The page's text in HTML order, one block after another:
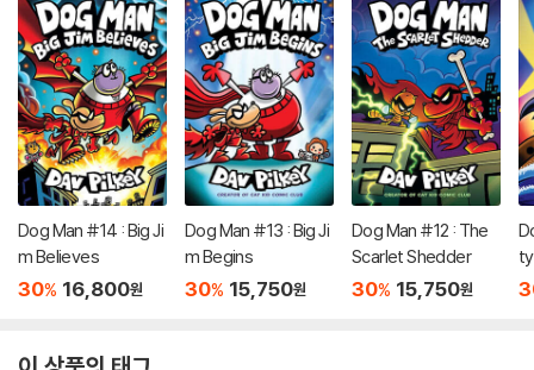
Dog Man #14 : Big Ji
m Believes
30% 16,800원
Dog Man #13 : Big Ji
m Begins
30% 15,750원
Dog Man #12 : The
Scarlet Shedder
30% 15,750원